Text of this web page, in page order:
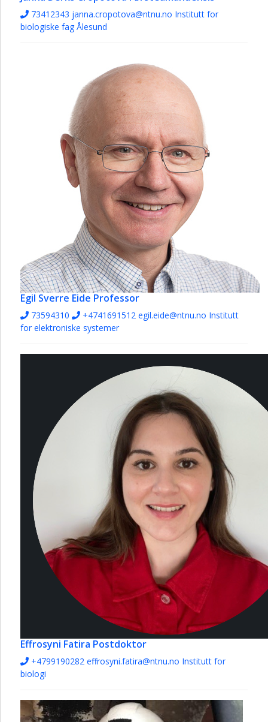
73412343 janna.cropotova@ntnu.no Institutt for
biologiske fag Ålesund
Egil Sverre Eide Professor
73594310 +4741691512 egil.eide@ntnu.no Institutt
for elektroniske systemer
Effrosyni Fatira Postdoktor
+4799190282 effrosyni.fatira@ntnu.no Institutt for
biologi